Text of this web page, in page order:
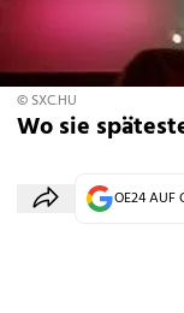
© SXC.HU
Wo sie
OE24 AUF